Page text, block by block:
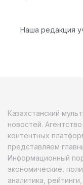
Наша редакция
Казахстанский
новостей.
контентных
представляем
Информационный
экономические,
аналитика,